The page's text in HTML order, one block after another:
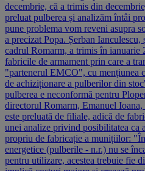
decembrie, că a trimis din
preluat pulberea și analizăm întâi
pune problema vom reveni asupra
a precizat Popa. Șerban
cadrul Romarm, a trimis în ianuarie
fabricile de armament prin care a
"partenerul EMCO", cu mențiunea
de achiziționare a pulberilor din
pulberea e neconformă pentru
directorul Romarm, Emanuel Ioana,
este preluată de filiale, adică de
unei analize privind posibilitatea ca
propriu de fabricație a munițiilor:
energetice (pulberile - n.r.) nu se
pentru utilizare, acestea trebuie fie